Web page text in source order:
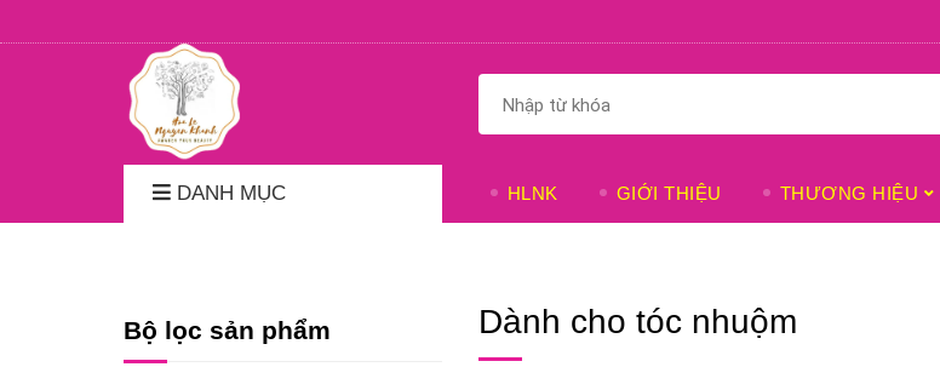
DANH MỤC HLNK GIỚI THIỆU THƯƠNG HIỆU
Dành cho tóc nhuộm
Bộ lọc sản phẩm